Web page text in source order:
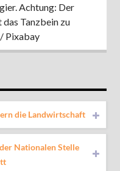
Achtung: Der
Tanzbein zu
Pixabay
die Landwirtschaft
Nationalen Stelle